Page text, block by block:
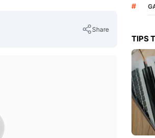
Share
#
TIPS